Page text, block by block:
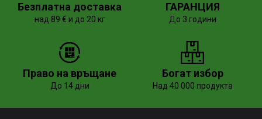
Безплатна доставка
над 89 € и до 20 кг
ГАРАНЦИЯ
До 3 години
Право на връщане
До 14 дни
Богат избор
Над 40 000 продукта